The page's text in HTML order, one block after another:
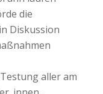
die
Diskussion
aller am